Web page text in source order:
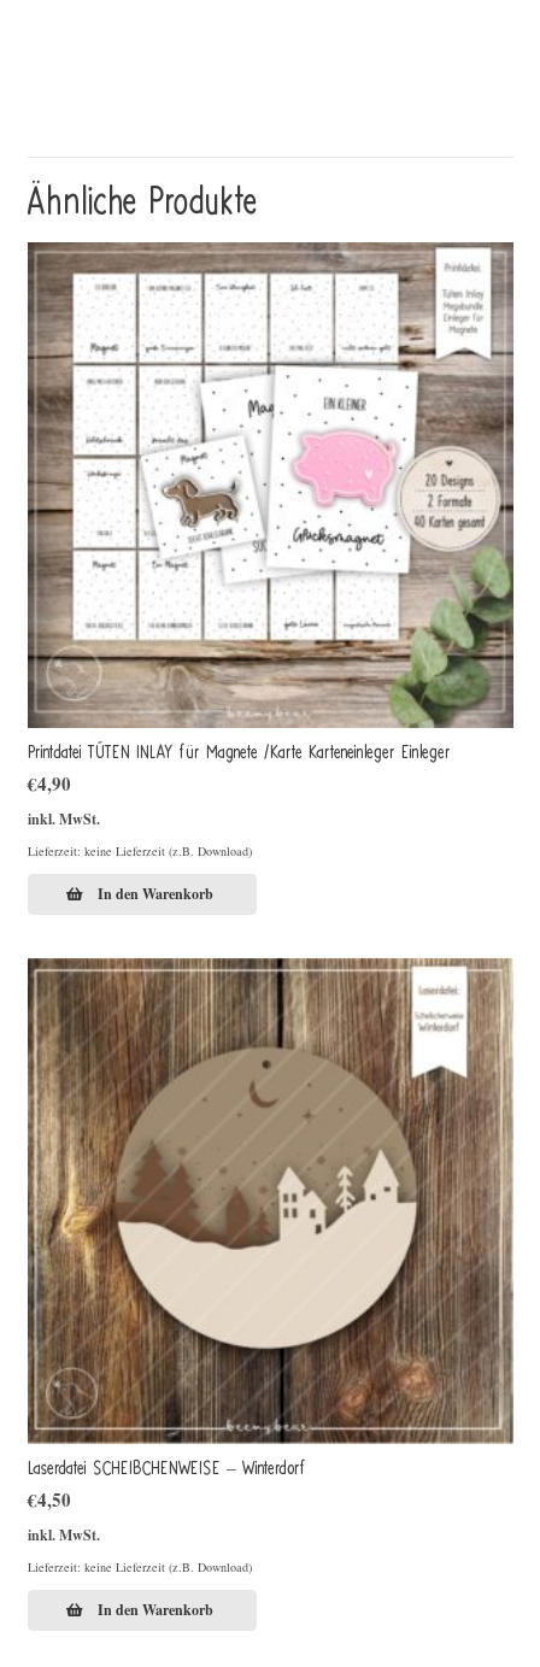
Ähnliche Produkte
Printdatei TÜTEN INLAY für Magnete /Karte Karteneinleger Einleger
€4,90
inkl. MwSt.
Lieferzeit: keine Lieferzeit (z.B. Download)
In den Warenkorb
Laserdatei SCHEIBCHENWEISE – Winterdorf
€4,50
inkl. MwSt.
Lieferzeit: keine Lieferzeit (z.B. Download)
In den Warenkorb